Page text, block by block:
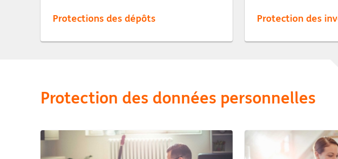
Protections des dépôts Protection des
Protection des données personnelles